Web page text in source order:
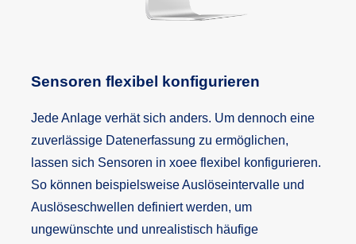
Sensoren flexibel konfigurieren
Jede Anlage verhät sich anders. Um dennoch eine
zuverlässige Datenerfassung zu ermöglichen,
lassen sich Sensoren in xoee flexibel konfigurieren.
So können beispielsweise Auslöseintervalle und
Auslöseschwellen definiert werden, um
ungewünschte und unrealistisch häufige